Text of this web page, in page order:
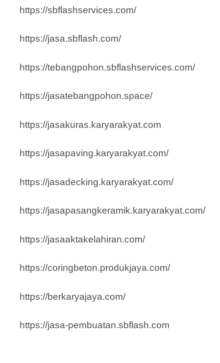
https://sbflashservices.com/
https://jasa.sbflash.com/
https://tebangpohon.sbflashservices.com/
https://jasatebangpohon.space/
https://jasakuras.karyarakyat.com
https://jasapaving.karyarakyat.com/
https://jasadecking.karyarakyat.com/
https://jasapasangkeramik.karyarakyat.com/
https://jasaaktakelahiran.com/
https://coringbeton.produkjaya.com/
https://berkaryajaya.com/
https://jasa-pembuatan.sbflash.com